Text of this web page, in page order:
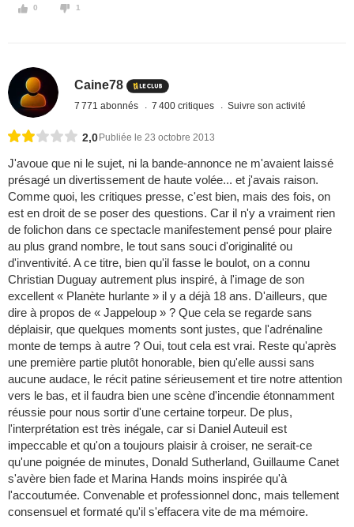
0 1
Caine78
7 771 abonnés 7 400 critiques Suivre son activité
2,0 Publiée le 23 octobre 2013
J'avoue que ni le sujet, ni la bande-annonce ne m'avaient laissé
présagé un divertissement de haute volée... et j'avais raison.
Comme quoi, les critiques presse, c'est bien, mais des fois, on
est en droit de se poser des questions. Car il n'y a vraiment rien
de folichon dans ce spectacle manifestement pensé pour plaire
au plus grand nombre, le tout sans souci d'originalité ou
d'inventivité. A ce titre, bien qu'il fasse le boulot, on a connu
Christian Duguay autrement plus inspiré, à l'image de son
excellent « Planète hurlante » il y a déjà 18 ans. D'ailleurs, que
dire à propos de « Jappeloup » ? Que cela se regarde sans
déplaisir, que quelques moments sont justes, que l'adrénaline
monte de temps à autre ? Oui, tout cela est vrai. Reste qu'après
une première partie plutôt honorable, bien qu'elle aussi sans
aucune audace, le récit patine sérieusement et tire notre attention
vers le bas, et il faudra bien une scène d'incendie étonnamment
réussie pour nous sortir d'une certaine torpeur. De plus,
l'interprétation est très inégale, car si Daniel Auteuil est
impeccable et qu'on a toujours plaisir à croiser, ne serait-ce
qu'une poignée de minutes, Donald Sutherland, Guillaume Canet
s'avère bien fade et Marina Hands moins inspirée qu'à
l'accoutumée. Convenable et professionnel donc, mais tellement
consensuel et formaté qu'il s'effacera vite de ma mémoire.